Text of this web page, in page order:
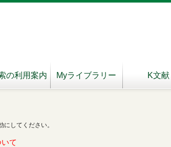
の利用案内 Myライブラリー K文献
してください。
て